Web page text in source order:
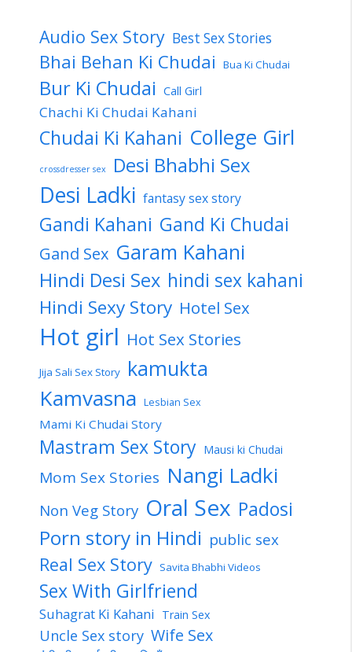
Audio Sex Story Best Sex Stories
Bhai Behan Ki Chudai Bua Ki Chudai
Bur Ki Chudai Call Girl
Chachi Ki Chudai Kahani
Chudai Ki Kahani College Girl
crossdresser sex Desi Bhabhi Sex
Desi Ladki fantasy sex story
Gandi Kahani Gand Ki Chudai
Gand Sex Garam Kahani
Hindi Desi Sex hindi sex kahani
Hindi Sexy Story Hotel Sex
Hot girl Hot Sex Stories
Jija Sali Sex Story kamukta
Kamvasna Lesbian Sex
Mami Ki Chudai Story
Mastram Sex Story Mausi ki Chudai
Mom Sex Stories Nangi Ladki
Non Veg Story Oral Sex Padosi
Porn story in Hindi public sex
Real Sex Story Savita Bhabhi Videos
Sex With Girlfriend
Suhagrat Ki Kahani Train Sex
Uncle Sex story Wife Sex